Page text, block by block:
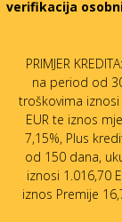
verifikacija
PRIMJER
na period od
troškovima iznosi
EUR te iznos
7,15%, Plus
od 150 dana,
iznosi 1.016,70
iznos Premije